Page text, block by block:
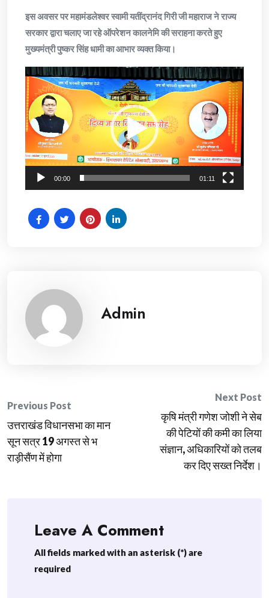
इस अवसर पर महामंडलेश्वर स्वामी यतींद्रानंद गिरी जी महाराज ने राज्य
सरकार द्वारा चलाए जा रहे ऑपरेशन कालनेमि की सराहना करते हुए
मुख्यमंत्री पुष्कर सिंह धामी का आभार व्यक्त किया।
Video
Player
00:00 01:11
Admin
Post
navigation
Previous Post
उत्तराखंड विधानसभा का मान
सून सत्र 19 अगस्त से भ
राड़ीसैंण में होगा
Next Post
कृषि मंत्री गणेश जोशी ने सेब
की पेटियों की कमी का लिया
संज्ञान, अधिकारियों को तलब
कर दिए सख्त निर्देश।
Leave A Comment
All fields marked with an asterisk (*) are
required